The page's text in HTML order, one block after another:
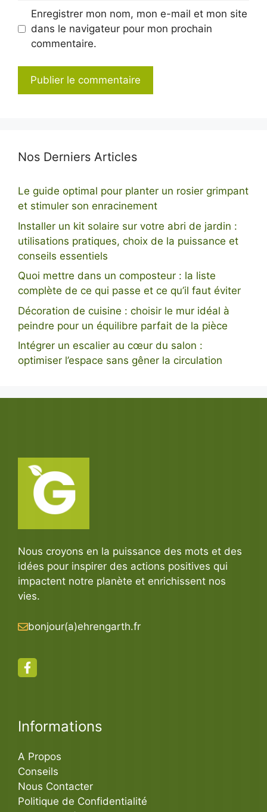
Enregistrer mon nom, mon e-mail et mon site
dans le navigateur pour mon prochain
commentaire.
Nos Derniers Articles
Le guide optimal pour planter un rosier grimpant
et stimuler son enracinement
Installer un kit solaire sur votre abri de jardin :
utilisations pratiques, choix de la puissance et
conseils essentiels
Quoi mettre dans un composteur : la liste
complète de ce qui passe et ce qu’il faut éviter
Décoration de cuisine : choisir le mur idéal à
peindre pour un équilibre parfait de la pièce
Intégrer un escalier au cœur du salon :
optimiser l’espace sans gêner la circulation
Nous croyons en la puissance des mots et des
idées pour inspirer des actions positives qui
impactent notre planète et enrichissent nos
vies.
bonjour(a)ehrengarth.fr
Informations
A Propos
Conseils
Nous Contacter
Politique de Confidentialité